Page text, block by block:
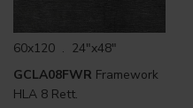
60x120 . 24"x48"
GCLA08FWR Framework
HLA 8 Rett.